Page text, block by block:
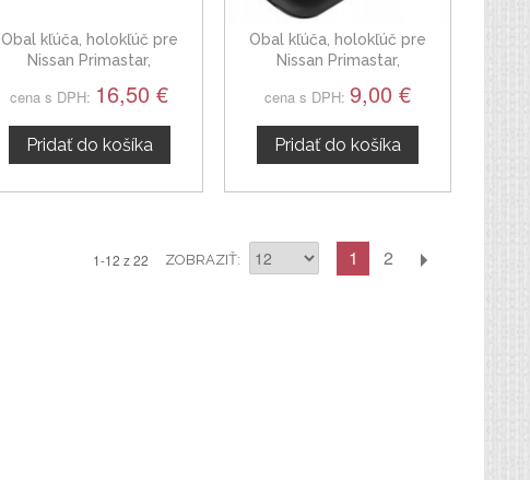
Obal kľúča, holokľúč pre
Nissan Primastar,
cena s DPH: 16,50 €
Pridať do košíka
Obal kľúča, holokľúč pre
Nissan Primastar,
cena s DPH: 9,00 €
Pridať do košíka
1-12 z 22 ZOBRAZIŤ 1 2